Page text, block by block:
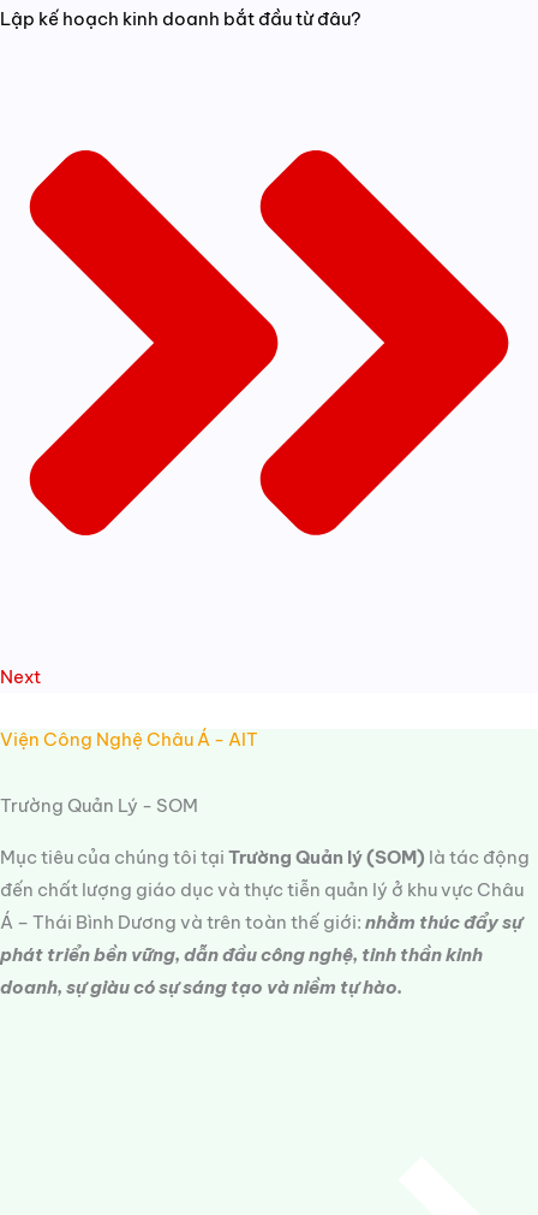
Lập kế hoạch kinh doanh bắt đầu từ đâu?
Next
Viện Công Nghệ Châu Á - AIT
Trường Quản Lý - SOM
Mục tiêu của chúng tôi tại Trường Quản lý (SOM) là tác động
đến chất lượng giáo dục và thực tiễn quản lý ở khu vực Châu
Á – Thái Bình Dương và trên toàn thế giới: nhằm thúc đẩy sự
phát triển bền vững, dẫn đầu công nghệ, tinh thần kinh
doanh, sự giàu có sự sáng tạo và niềm tự hào.